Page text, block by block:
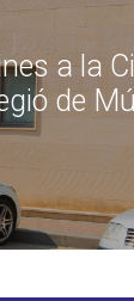
a la
de